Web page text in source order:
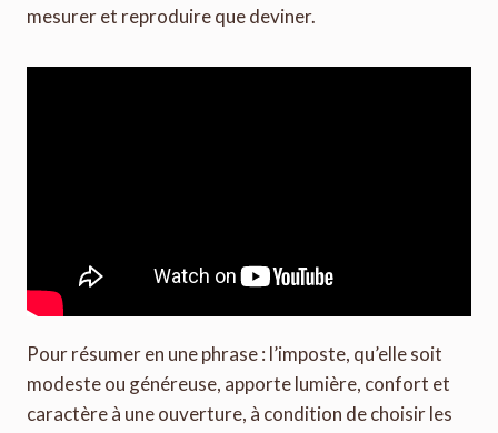
mesurer et reproduire que deviner.
Pour résumer en une phrase : l’imposte, qu’elle soit
modeste ou généreuse, apporte lumière, confort et
caractère à une ouverture, à condition de choisir les